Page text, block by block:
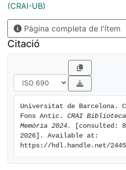
(CRAI-UB)
Pàgina completa de l'ítem
Citació
Universitat de Barcelona.
Fons Antic. CRAI
Memòria 2024.
[consulted:
2026]. Available at:
https://hdl.handle.net/